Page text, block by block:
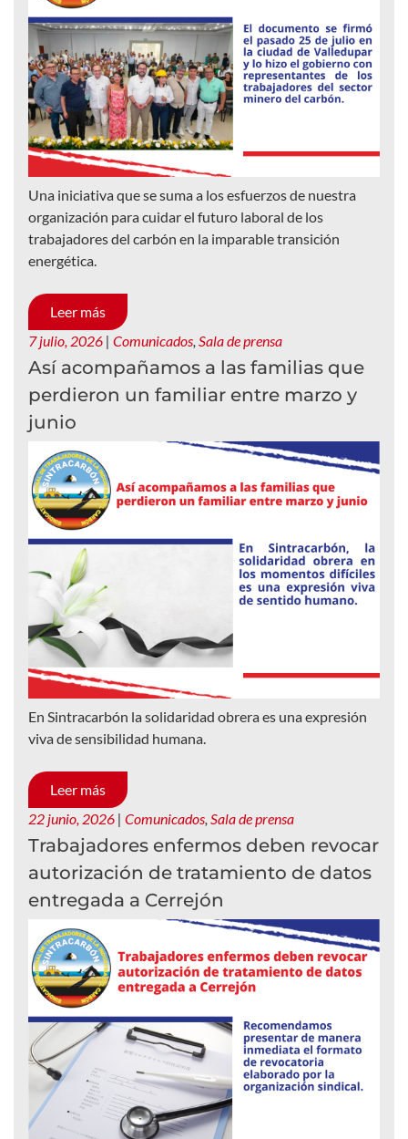
Una iniciativa que se suma a los esfuerzos de nuestra
organización para cuidar el futuro laboral de los
trabajadores del carbón en la imparable transición
energética.
Leer más
7 julio, 2026 | Comunicados, Sala de prensa
Así acompañamos a las familias que
perdieron un familiar entre marzo y
junio
En Sintracarbón la solidaridad obrera es una expresión
viva de sensibilidad humana.
Leer más
22 junio, 2026 | Comunicados, Sala de prensa
Trabajadores enfermos deben revocar
autorización de tratamiento de datos
entregada a Cerrejón